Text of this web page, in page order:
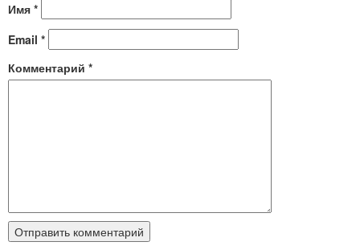
Имя *
Email *
Комментарий *